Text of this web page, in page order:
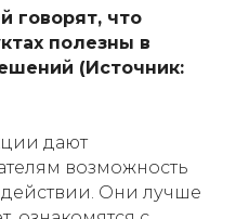
говорят, что
полезны в
(Источник:
дают
возможность
Они лучше